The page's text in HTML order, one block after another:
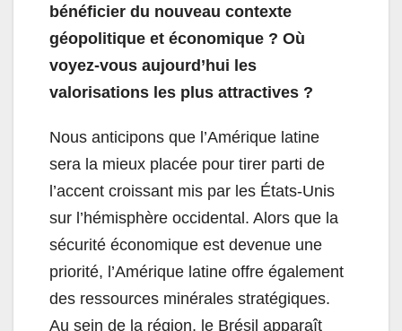
bénéficier du nouveau contexte
géopolitique et économique ? Où
voyez-vous aujourd’hui les
valorisations les plus attractives ?
Nous anticipons que l’Amérique latine
sera la mieux placée pour tirer parti de
l’accent croissant mis par les États-Unis
sur l’hémisphère occidental. Alors que la
sécurité économique est devenue une
priorité, l’Amérique latine offre également
des ressources minérales stratégiques.
Au sein de la région, le Brésil apparaît